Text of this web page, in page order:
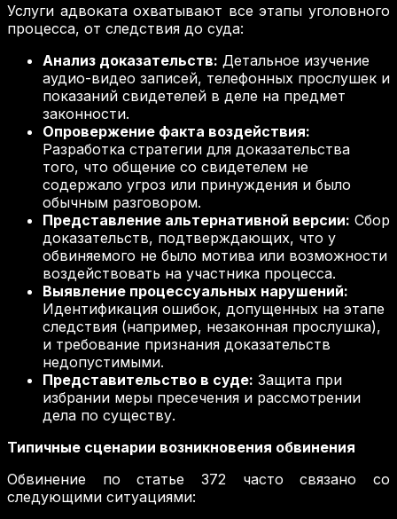
Услуги адвоката охватывают все этапы уголовного
процесса, от следствия до суда:
Анализ доказательств: Детальное изучение
аудио-видео записей, телефонных прослушек и
показаний свидетелей в деле на предмет
законности.
Опровержение факта воздействия:
Разработка стратегии для доказательства
того, что общение со свидетелем не
содержало угроз или принуждения и было
обычным разговором.
Представление альтернативной версии: Сбор
доказательств, подтверждающих, что у
обвиняемого не было мотива или возможности
воздействовать на участника процесса.
Выявление процессуальных нарушений:
Идентификация ошибок, допущенных на этапе
следствия (например, незаконная прослушка),
и требование признания доказательств
недопустимыми.
Представительство в суде: Защита при
избрании меры пресечения и рассмотрении
дела по существу.
Типичные сценарии возникновения обвинения
Обвинение по статье 372 часто связано со
следующими ситуациями: